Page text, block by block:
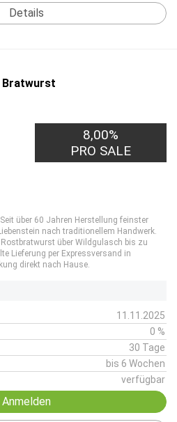
Details
Bratwurst
8,00%
PRO SALE
über 60 Jahren Herstellung feinster
nach traditionellem Handwerk.
über Wildgulasch bis zu
Lieferung per Expressversand in
direkt nach Hause.
11.11.2025
0 %
30 Tage
bis 6 Wochen
verfügbar
Anmelden